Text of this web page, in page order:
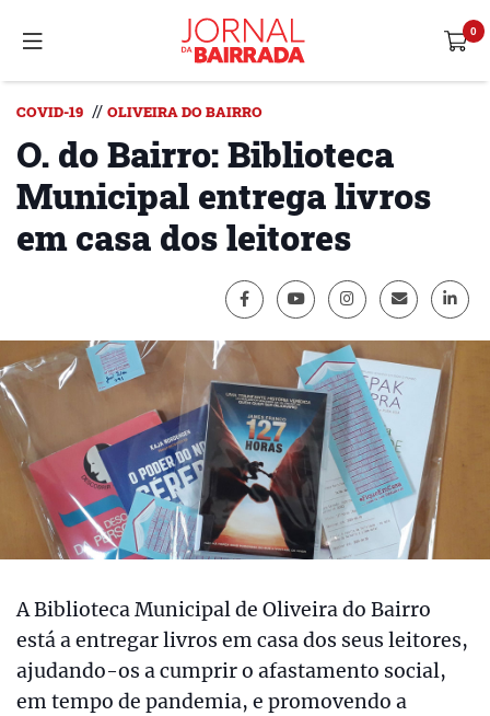
COVID-19 // OLIVEIRA DO BAIRRO
O. do Bairro: Biblioteca
Municipal entrega livros
em casa dos leitores
A Biblioteca Municipal de Oliveira do Bairro
está a entregar livros em casa dos seus leitores,
ajudando-os a cumprir o afastamento social,
em tempo de pandemia, e promovendo a